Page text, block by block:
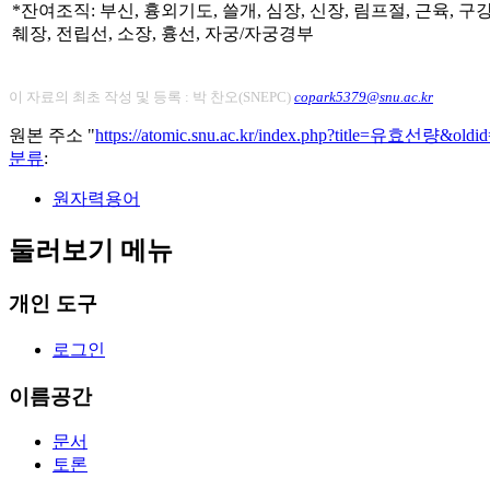
*잔여조직: 부신, 흉외기도, 쓸개, 심장, 신장, 림프절, 근육, 구
췌장, 전립선, 소장, 흉선, 자궁/자궁경부
이 자료의 최초 작성 및 등록 : 박 찬오(SNEPC) copark5379@snu.ac.kr
원본 주소 "https://atomic.snu.ac.kr/index.php?title=유효선량
분류:
원자력용어
둘러보기 메뉴
개인 도구
로그인
이름공간
문서
토론